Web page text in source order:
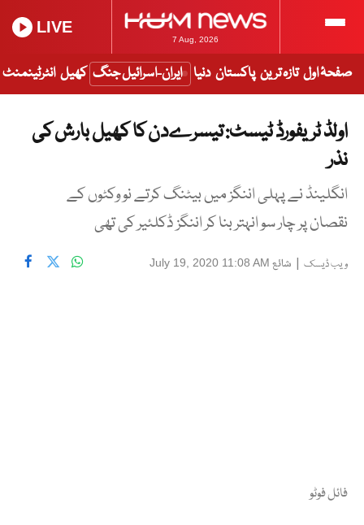
7 Aug, 2026
LIVE
صفحۂ اول تازہ ترین پاکستان دنیا ایران-اسرائیل جنگ کھیل انٹرٹینمنٹ
اولڈ ٹریفورڈ ٹیسٹ: تیسرےدن کا کھیل بارش کی
نذر
انگلینڈ نے پہلی اننگز میں بیٹنگ کرتے نو وکٹوں کے
نقصان پر چار سو انہتر بنا کر اننگز ڈکلئیر کی تھی
ویب ڈیسک | شائع July 19, 2020 11:08 AM
فائل فوٹو